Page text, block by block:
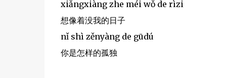
xiǎngxiàng zhe méi wǒ de rìzi
想像着没我的日子
nǐ shì zěnyàng de gūdú
你是怎样的孤独